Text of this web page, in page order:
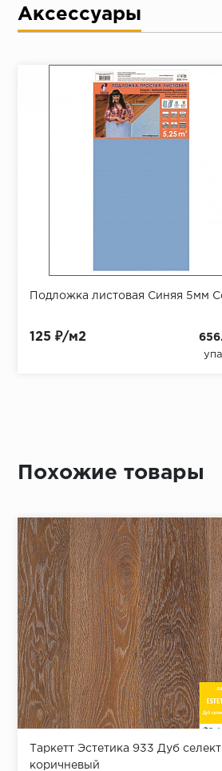
Аксессуары
Подложка листовая Синяя 5мм
125 ₽/м2
Похожие товары
Таркетт Эстетика 933 Дуб селект
коричневый